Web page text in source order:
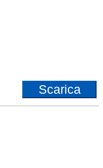
Scarica